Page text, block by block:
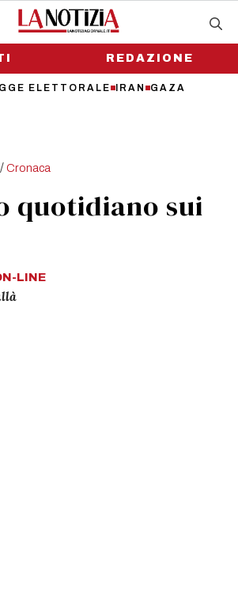
ELETTORALE IRAN GAZA
REDAZIONE
/Cronaca
quotidiano sui
LINE